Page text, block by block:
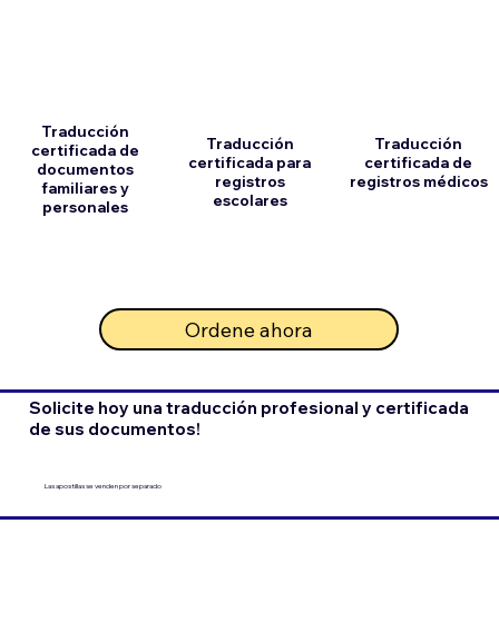
Traducción
certificada de
documentos
familiares y
personales
Traducción
certificada para
registros
escolares
Ordene ahora
Traducción
certificada de
registros médicos
Solicite hoy una traducción profesional y certificada
de sus documentos!
Las apostillas se venden por separado